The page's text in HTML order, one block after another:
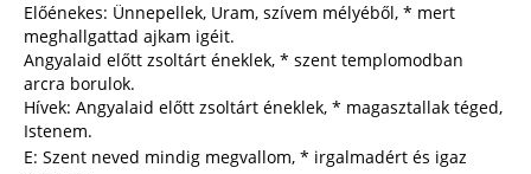
Előénekes: Ünnepellek, Uram, szívem mélyéből, * mert
meghallgattad ajkam igéit.
Angyalaid előtt zsoltárt éneklek, * szent templomodban
arcra borulok.
Hívek: Angyalaid előtt zsoltárt éneklek, * magasztallak téged,
Istenem.
E: Szent neved mindig megvallom, * irgalmadért és igaz